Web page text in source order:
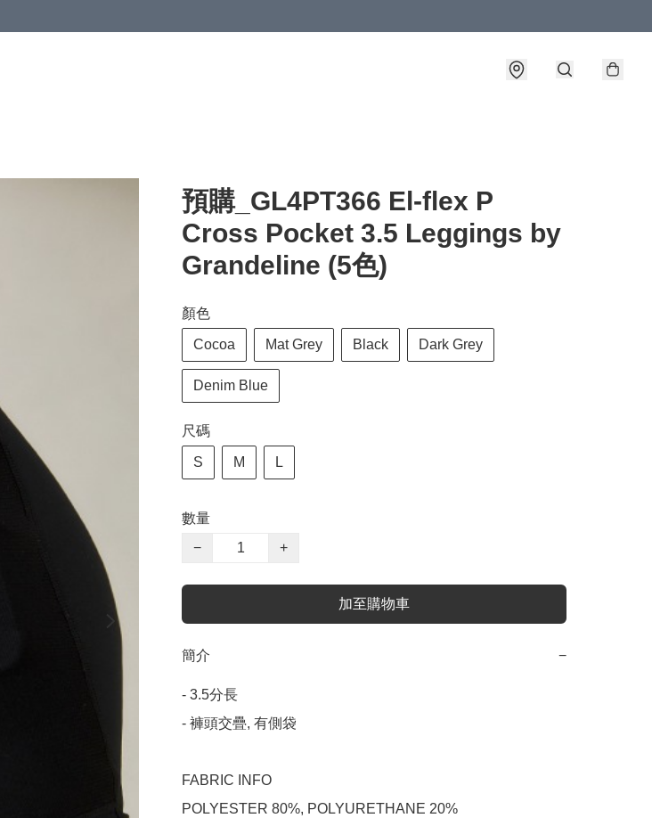
預購_GL4PT366 El-flex P
Cross Pocket 3.5 Leggings by
Grandeline (5色)
顏色
Cocoa Mat Grey Black Dark Grey
Denim Blue
尺碼
S M L
數量
−
+
加至購物車
簡介 −
- 3.5分長
- 褲頭交疊, 有側袋
FABRIC INFO
POLYESTER 80%, POLYURETHANE 20%